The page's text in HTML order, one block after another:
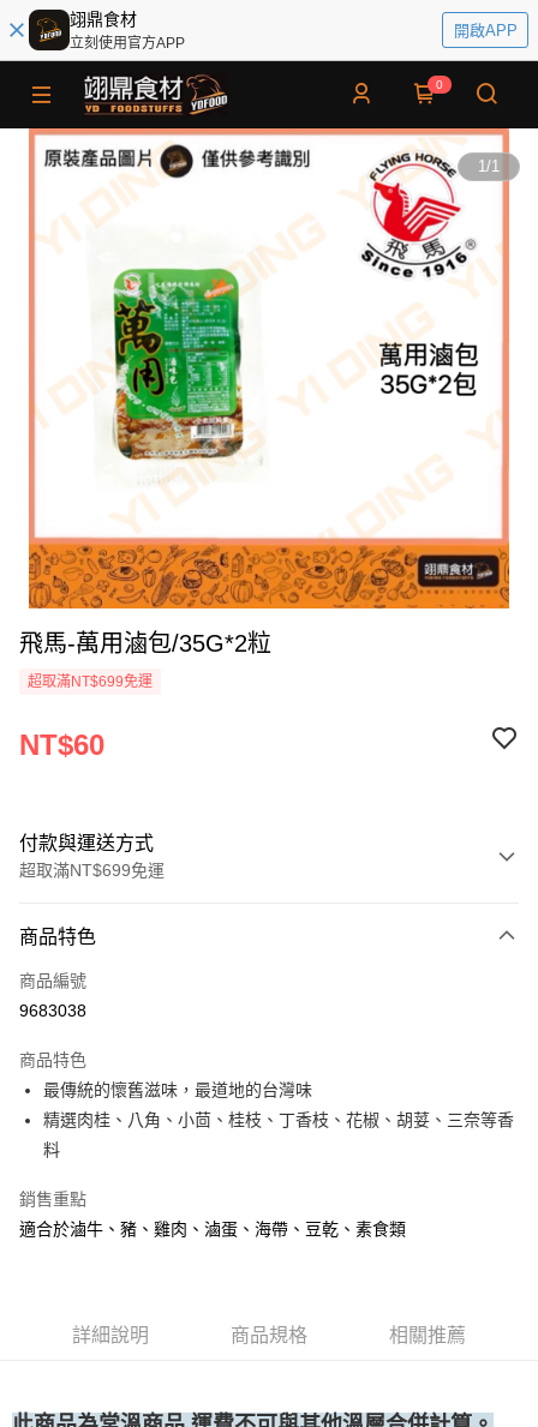
翊鼎食材
立刻使用官方APP
開啟APP
0
1/1
飛馬-萬用滷包/35G*2粒
超取滿NT$699免運
NT$60
付款與運送方式
超取滿NT$699免運
信用卡一次付款
Apple Pay
運送方式
• 付款後全家取貨
每筆NT$60，滿NT$699(含以上)免運費
每筆NT$60，滿NT$699(含以上)免運費
商品特色
商品編號
9683038
商品特色
最傳統的懷舊滋味，最道地的台灣味
精選肉桂、八角、小茴、桂枝、丁香枝、花椒、胡荽、三奈等香
料
銷售重點
適合於滷牛、豬、雞肉、滷蛋、海帶、豆乾、素食類
詳細說明 商品規格 相關推薦